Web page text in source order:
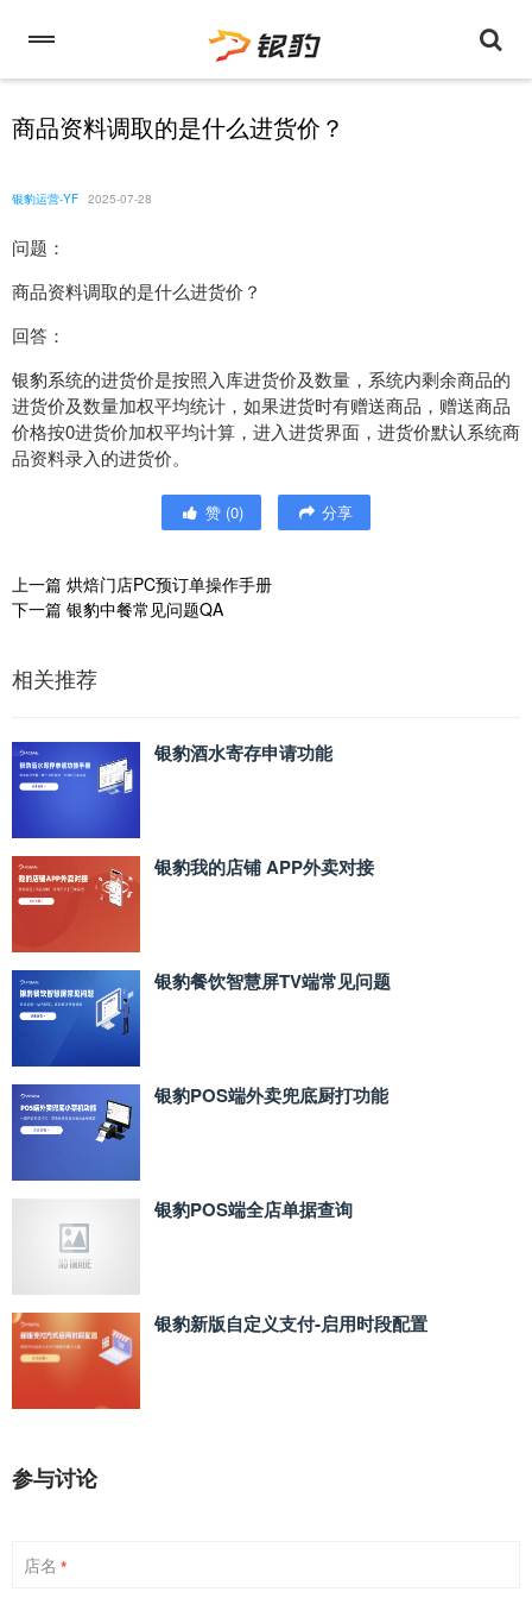
商品资料调取的是什么进货价？
银豹运营-YF 2025-07-28
问题：
商品资料调取的是什么进货价？
回答：
银豹系统的进货价是按照入库进货价及数量，系统内剩余商品的
进货价及数量加权平均统计，如果进货时有赠送商品，赠送商品
价格按0进货价加权平均计算，进入进货界面，进货价默认系统商
品资料录入的进货价。
赞 (0) 分享
上一篇 烘焙门店PC预订单操作手册
下一篇 银豹中餐常见问题QA
相关推荐
银豹酒水寄存申请功能
银豹我的店铺 APP外卖对接
银豹餐饮智慧屏TV端常见问题
银豹POS端外卖兜底厨打功能
银豹POS端全店单据查询
银豹新版自定义支付‑启用时段配置
参与讨论
店名 *